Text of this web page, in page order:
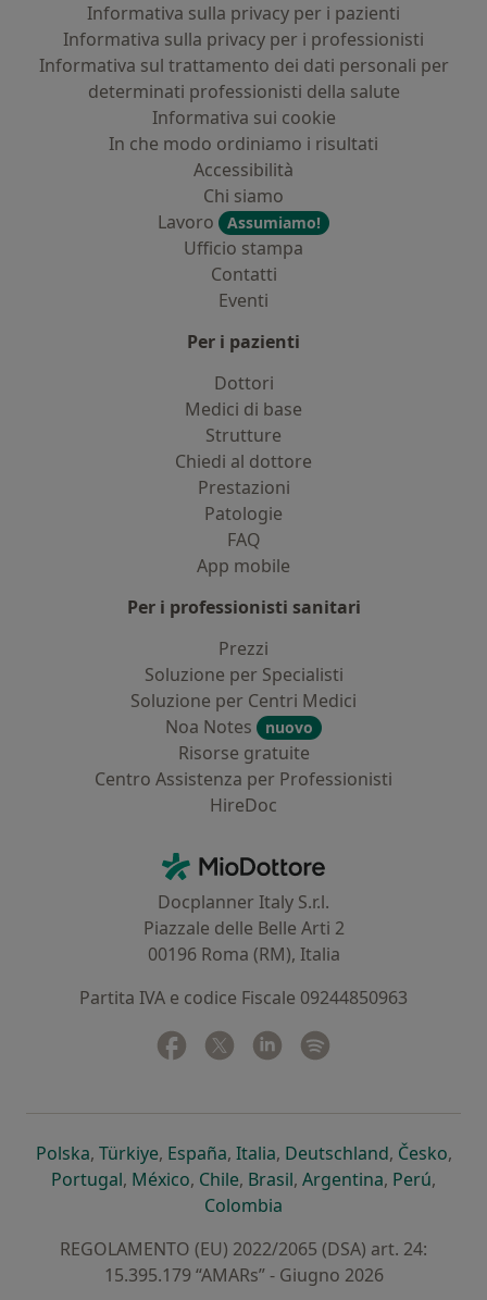
Informativa sulla privacy per i pazienti
Informativa sulla privacy per i professionisti
Informativa sul trattamento dei dati personali per
determinati professionisti della salute
Informativa sui cookie
In che modo ordiniamo i risultati
Accessibilità
Chi siamo
Lavoro
Assumiamo!
Ufficio stampa
Contatti
Eventi
Per i pazienti
Dottori
Medici di base
Strutture
Chiedi al dottore
Prestazioni
Patologie
FAQ
App mobile
Per i professionisti sanitari
Prezzi
Soluzione per Specialisti
Soluzione per Centri Medici
Noa Notes
nuovo
Risorse gratuite
Centro Assistenza per Professionisti
HireDoc
MioDottore - Homepage
Docplanner Italy S.r.l.
Piazzale delle Belle Arti 2
00196 Roma (RM), Italia
Partita IVA e codice Fiscale 09244850963
Facebook
si apre in una nuova scheda
Twitter
si apre in una nuova scheda
Linkedin
si apre in una nuova
Polskasi apre in una nuova scheda
, Türkiyesi apre in una nuova scheda
, Españasi apre in una nuova scheda
, Italiasi apre in una nuova
, Deutschlandsi apre in
, Českosi
,
Portugalsi apre in una nuova scheda
, Méxicosi apre in una nuova scheda
, Chilesi apre in una nuova scheda
, Brasilsi apre in una nuova
, Argentinasi apre in
, Perúsi
,
Colombia
REGOLAMENTO (EU) 2022/2065 (DSA) art. 24:
15.395.179 “AMARs” - Giugno 2026